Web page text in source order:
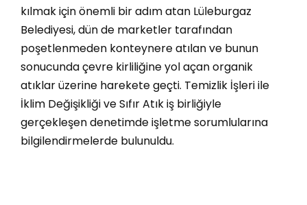
kılmak için önemli bir adım atan Lüleburgaz
Belediyesi, dün de marketler tarafından
poşetlenmeden konteynere atılan ve bunun
sonucunda çevre kirliliğine yol açan organik
atıklar üzerine harekete geçti. Temizlik İşleri ile
İklim Değişikliği ve Sıfır Atık iş birliğiyle
gerçekleşen denetimde işletme sorumlularına
bilgilendirmelerde bulunuldu.